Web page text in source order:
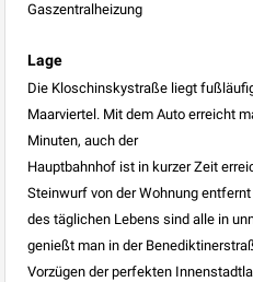
Gaszentralheizung
Lage
Die Kloschinskystraße liegt
Maarviertel. Mit dem Auto erreicht
Minuten, auch der
Hauptbahnhof ist in kurzer Zeit
Steinwurf von der Wohnung
des täglichen Lebens sind alle in
genießt man in der
Vorzügen der perfekten